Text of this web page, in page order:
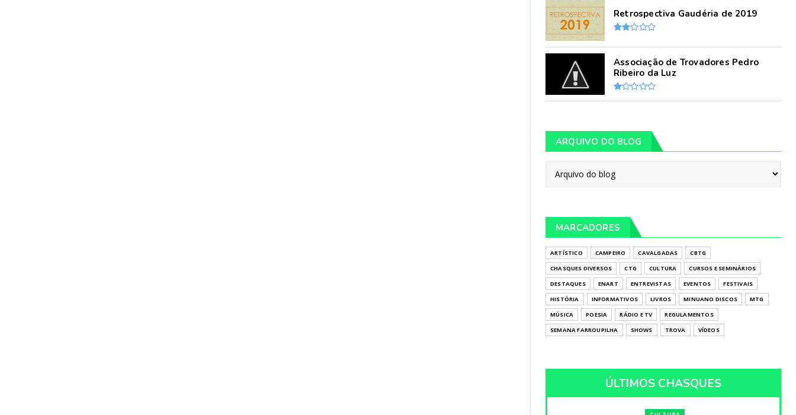
Retrospectiva Gaudéria de 2019
Associação de Trovadores Pedro
Ribeiro da Luz
ARQUIVO DO BLOG
MARCADORES
ARTÍSTICO CAMPEIRO CAVALGADAS
CBTG
CHASQUES DIVERSOS
CTG CULTURA
CURSOS E SEMINÁRIOS
DESTAQUES
ENART ENTREVISTAS EVENTOS
FESTIVAIS
HISTÓRIA
INFORMATIVOS LIVROS MINUANO DISCOS
MTG
MÚSICA
POESIA RÁDIO E TV
REGULAMENTOS
SEMANA FARROUPILHA
SHOWS TROVA VÍDEOS
ÚLTIMOS CHASQUES